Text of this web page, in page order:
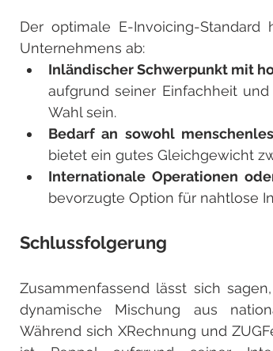
Der optimale E-Invoicing-
Unternehmens ab:
Inländischer Schwerpunkt mit
aufgrund seiner Einfachheit
Wahl sein.
Bedarf an sowohl
bietet ein gutes Gleichgewicht
Internationale Operationen
bevorzugte Option für nahtlose
Schlussfolgerung
Zusammenfassend lässt sich
dynamische Mischung aus
Während sich XRechnung und